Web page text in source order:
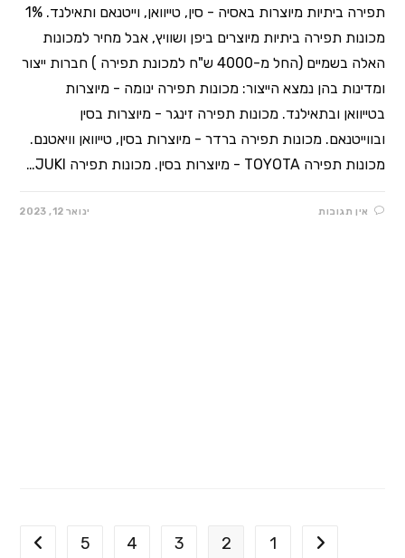
תפירה ביתיות מיוצרות באסיה - סין, טייוואן, וייטנאם ותאילנד. 1%
מכונות תפירה ביתיות מיוצרים ביפן ושוויץ, אבל מחיר למכונות
האלה בשמיים (החל מ-4000 ש"ח למכונת תפירה ) חברות ייצור
ומדינות בהן נמצא הייצור: מכונות תפירה ינומה - מיוצרות
בטייוואן ובתאילנד. מכונות תפירה זינגר - מיוצרות בסין
ובווייטנאם. מכונות תפירה ברדר - מיוצרות בסין, טייוואן וויאטנם.
מכונות תפירה TOYOTA - מיוצרות בסין. מכונות תפירה JUKI…
אין תגובות ינואר 12, 2023
מעבר לעמוד הקודם
1
2
3
4
5 מעבר